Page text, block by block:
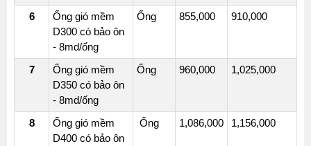
6
Ống gió mềm
D300 có bảo ôn
- 8md/ống
Ống 855,000 910,000
7
Ống gió mềm
D350 có bảo ôn
- 8md/ống
Ống 960,000 1,025,000
8
Ống gió mềm
D400 có bảo ôn
Ống 1,086,000 1,156,000